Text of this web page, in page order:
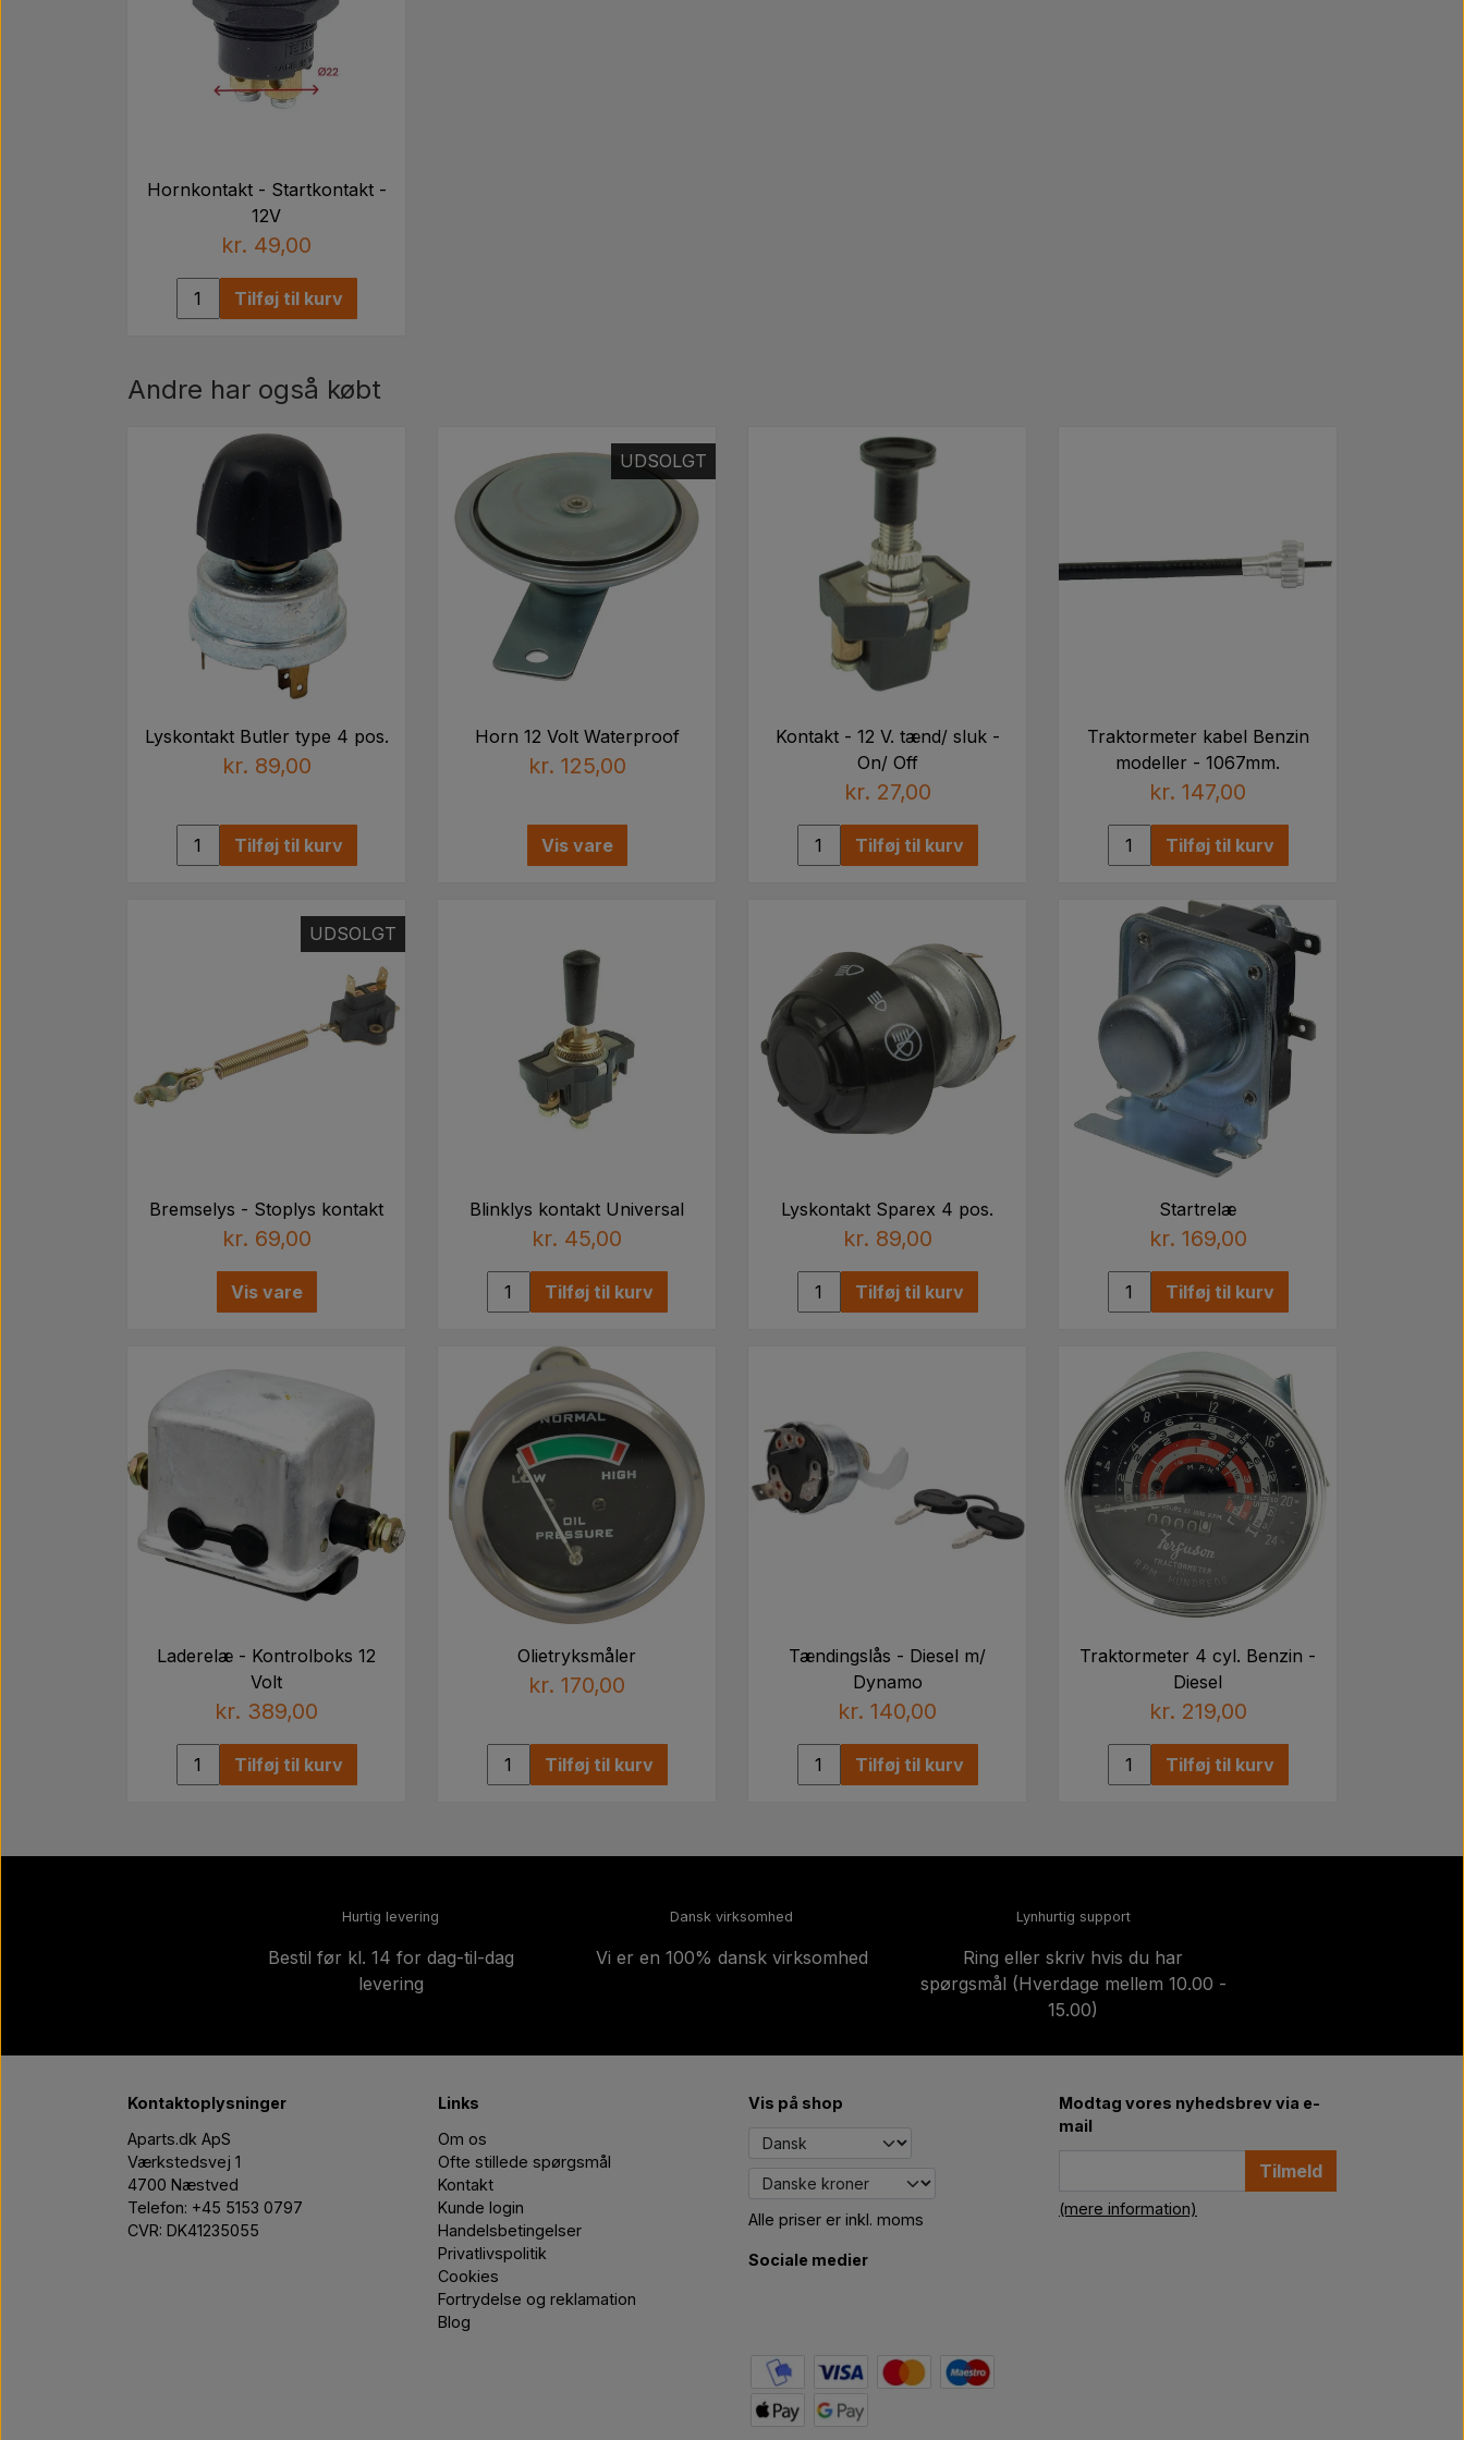
Hornkontakt - Startkontakt -
12V
kr. 49,00
Tilføj til kurv
Andre har også købt
Lyskontakt Butler type 4 pos.
kr. 89,00
Tilføj til kurv
UDSOLGT
Horn 12 Volt Waterproof
kr. 125,00
Vis vare
Kontakt - 12 V. tænd/ sluk -
On/ Off
kr. 27,00
Tilføj til kurv
Traktormeter kabel Benzin
modeller - 1067mm.
kr. 147,00
Tilføj til kurv
UDSOLGT
Bremselys - Stoplys kontakt
kr. 69,00
Vis vare
Blinklys kontakt Universal
kr. 45,00
Tilføj til kurv
Lyskontakt Sparex 4 pos.
kr. 89,00
Tilføj til kurv
Startrelæ
kr. 169,00
Tilføj til kurv
Laderelæ - Kontrolboks 12
Volt
kr. 389,00
Tilføj til kurv
Olietryksmåler
kr. 170,00
Tilføj til kurv
Tændingslås - Diesel m/
Dynamo
kr. 140,00
Tilføj til kurv
Traktormeter 4 cyl. Benzin -
Diesel
kr. 219,00
Tilføj til kurv
Hurtig levering
Bestil før kl. 14 for dag-til-dag
levering
Dansk virksomhed
Vi er en 100% dansk virksomhed
Lynhurtig support
Ring eller skriv hvis du har
spørgsmål (Hverdage mellem 10.00 -
15.00)
Kontaktoplysninger
Aparts.dk ApS
Værkstedsvej 1
4700 Næstved
Telefon: +45 5153 0797
CVR: DK41235055
Links
Om os
Ofte stillede spørgsmål
Kontakt
Kunde login
Handelsbetingelser
Privatlivspolitik
Cookies
Fortrydelse og reklamation
Blog
Vis på shop
Alle priser er inkl. moms
Sociale medier
Modtag vores nyhedsbrev via e-
mail
Tilmeld
(mere information)